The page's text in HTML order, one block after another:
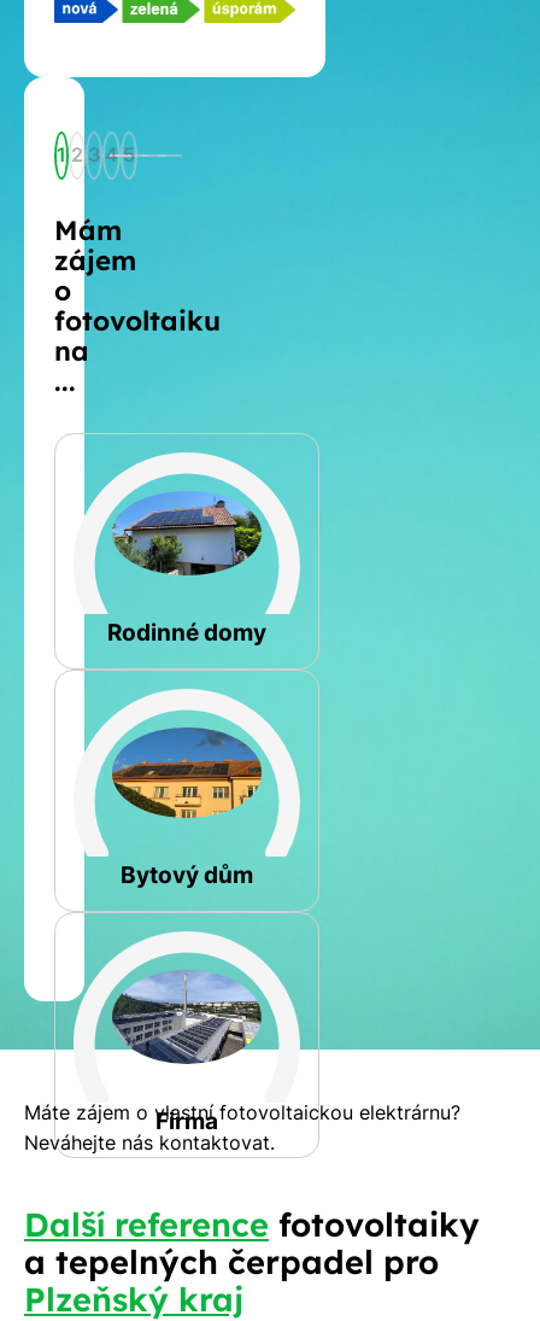
1 2 3 4 5
Mám
zájem
o
fotovoltaiku
na
...
Rodinné domy
Bytový dům
Firma
Šikmá
Jiná
Spočítat
kalkulaci
Jméno
a
příjmení
Telefon
mail
Máte zájem o vlastní fotovoltaickou elektrárnu?
Neváhejte nás kontaktovat.
Další reference fotovoltaiky
a tepelných čerpadel pro
Plzeňský kraj